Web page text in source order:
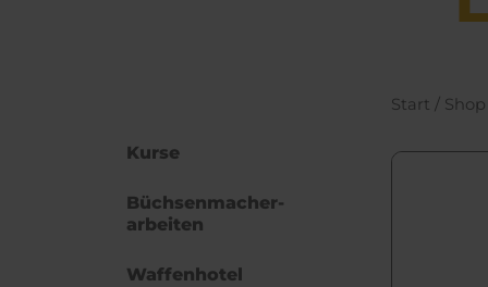
Kurse
Büchsen­macher­
arbeiten
Waffenhotel
Start / Shop